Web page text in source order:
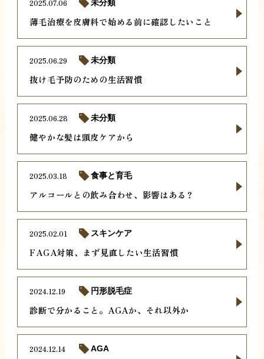
薄毛治療を皮膚科で始める前に確認したいこと
2025.07.06 未分類
抜け毛予防のための生活習慣
2025.06.29 未分類
健やかな髪は頭皮ケアから
2025.06.28 未分類
アルコールとの飲み合わせ、影響はある？
2025.03.18 食事と育毛
FAGA対策、まず見直したい生活習慣
2025.02.01 スキンケア
診断で分かること。AGAか、それ以外か
2024.12.19 円形脱毛症
2024.12.14 AGA